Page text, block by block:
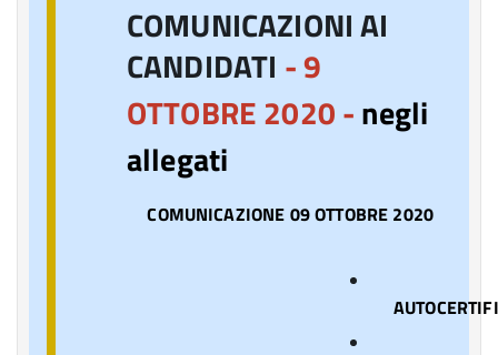
COMUNICAZIONI AI
CANDIDATI - 9
OTTOBRE 2020 -negli
allegati
COMUNICAZIONE 09 OTTOBRE 2020